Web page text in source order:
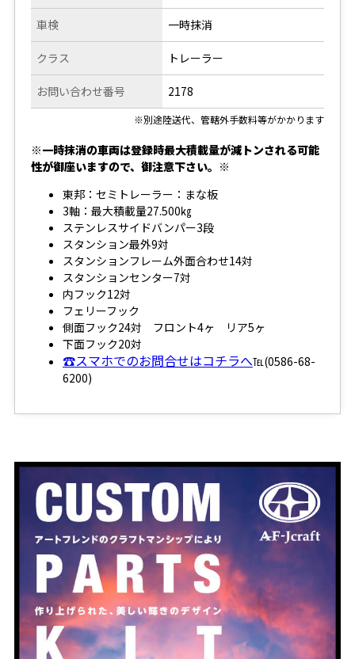
車検
クラス
お問い合わせ番号
一時抹消
トレーラー
2178
※別途陸送代、管轄外手数料等がかかります
※一時抹消の車両は登録時最大積載量が減トンされる可能
性が御座いますので、御注意下さい。※
東邦：セミトレーラー：まな板
3軸：最大積載量27.500㎏
ステンレスサイドバンパー3段
スタンション最外9対
スタンションフレーム外面合わせ14対
スタンションセンター7対
内フック12対
フェリーフック
側面フック24対 フロント4ヶ リア5ヶ
下面フック20対
☎スマホでのお問合せはコチラへ℡(0586-68-
6200)